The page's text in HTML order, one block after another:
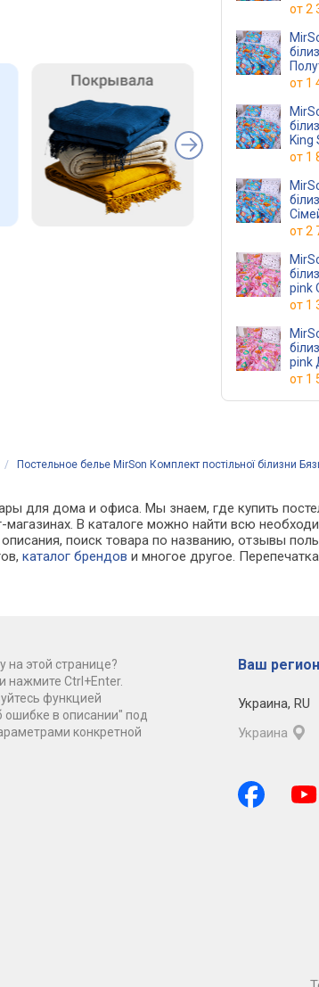
от2
білизни Бязь 17-
от 1
білизни Бязь 17-
King
от 1
білизни Бязь 17-
от2
білизни Бязь 17-
pink
от 1
білизни Бязь 17-
pink
от 1
/ Постельное белье MirSon Комплект постільної білизни
для дома и офиса. Мы знаем, где купить
магазинах. В каталоге можно найти всю
поиск товара по названию, отзывы
каталог брендов и многое другое.
на этой странице?
нажмите Ctrl+Enter.
функцией
в описании" под
конкретной
Ваш регион
Украина, RU
Украина